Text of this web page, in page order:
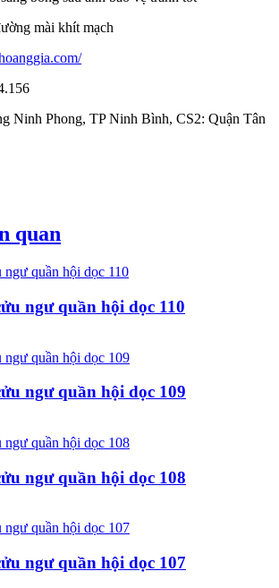
mài khít mạch
Ninh Phong, TP Ninh Bình, CS2: Quận Tân
quan
ngư quần hội dọc 110
ngư quần hội dọc 109
ngư quần hội dọc 108
ngư quần hội dọc 107